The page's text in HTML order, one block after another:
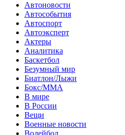
Автоновости
Автособытия
Автоспорт
Автоэксперт
Актеры
Аналитика
Баскетбол
Безумный мир
Биатлон/Лыжи
Бокс/MMA
В мире
В России
Вещи
Военные новости